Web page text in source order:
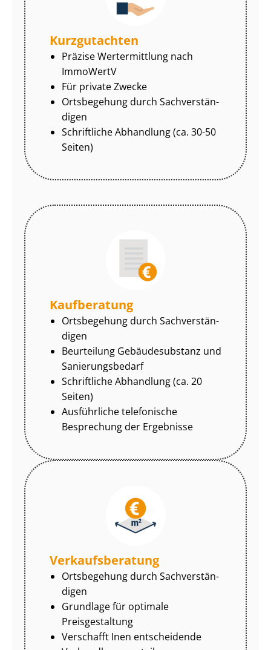
Kurzgutachten
Präzise Wertermittlung nach
ImmoWertV
Für private Zwecke
Ortsbegehung durch Sach­ver­stän­
di­gen
Schriftliche Abhandlung (ca. 30-50
Seiten)
Kaufberatung
Ortsbegehung durch Sach­ver­stän­
di­gen
Beurteilung Gebäudesubstanz und
Sa­nie­rungs­be­darf
Schriftliche Abhandlung (ca. 20
Seiten)
Ausführliche telefonische
Besprechung der Ergebnisse
Ver­kaufs­be­ra­tung
Ortsbegehung durch Sach­ver­stän­
di­gen
Grundlage für optimale
Preisgestaltung
Verschafft Inen entscheidende